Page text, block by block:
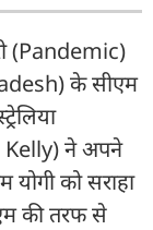
(Pandemic)
के सीएम
ने अपने
को सराहा
की तरफ से